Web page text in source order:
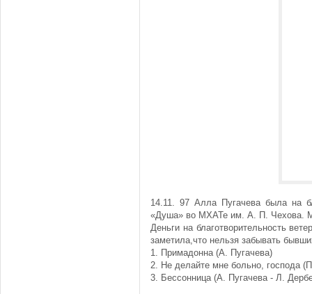
14.11. 97 Алла Пугачева была на
«Душа» во МХАТе им. А. П. Чехова.
Деньги на благотворительность
заметила,что нельзя забывать
1. Примадонна (А. Пугачева)
2. Не делайте мне больно, господа
3. Бессонница (А. Пугачева - Л.